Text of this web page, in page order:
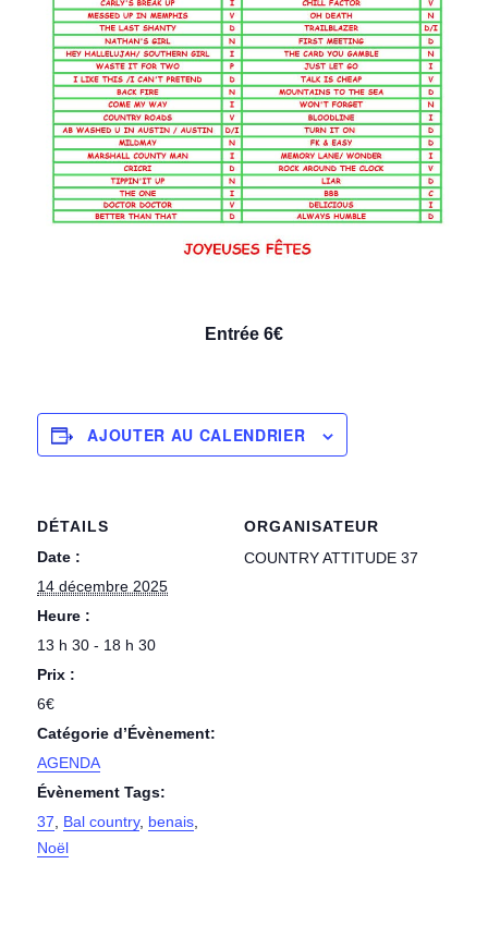
Entrée 6€
AJOUTER AU CALENDRIER
DÉTAILS
Date :
14 décembre 2025
Heure :
13 h 30 - 18 h 30
Prix :
6€
Catégorie d’Évènement:
AGENDA
Évènement Tags:
37, Bal country, benais,
Noël
ORGANISATEUR
COUNTRY ATTITUDE 37